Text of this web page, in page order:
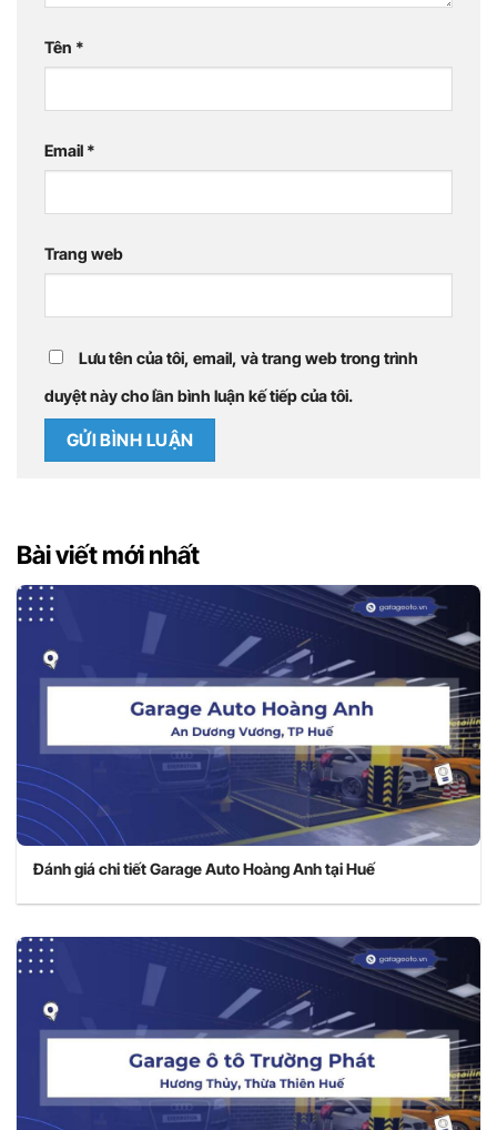
Tên *
Email *
Trang web
Lưu tên của tôi, email, và trang web trong trình
duyệt này cho lần bình luận kế tiếp của tôi.
Bài viết mới nhất
Đánh giá chi tiết Garage Auto Hoàng Anh tại Huế